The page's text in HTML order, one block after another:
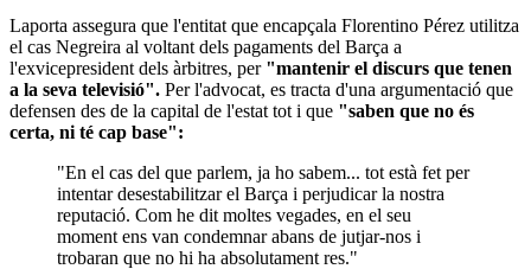
Laporta assegura que l'entitat que encapçala Florentino Pérez utilitza
el cas Negreira al voltant dels pagaments del Barça a
l'exvicepresident dels àrbitres, per "mantenir el discurs que tenen
a la seva televisió". Per l'advocat, es tracta d'una argumentació que
defensen des de la capital de l'estat tot i que "saben que no és
certa, ni té cap base":
"En el cas del que parlem, ja ho sabem... tot està fet per
intentar desestabilitzar el Barça i perjudicar la nostra
reputació. Com he dit moltes vegades, en el seu
moment ens van condemnar abans de jutjar-nos i
trobaran que no hi ha absolutament res."